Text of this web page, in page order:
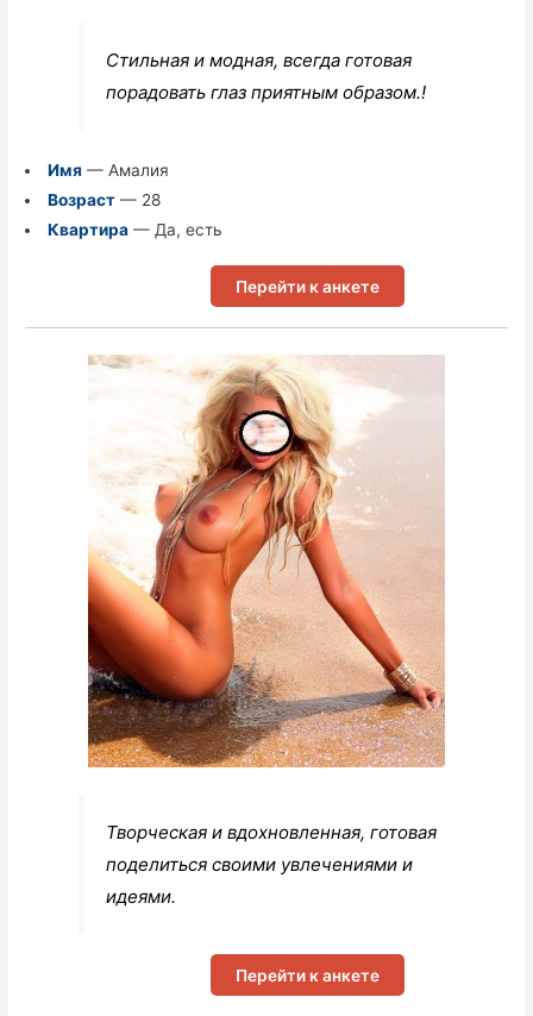
Стильная и модная, всегда готовая
порадовать глаз приятным образом.!
Имя— Амалия
Возраст— 28
Квартира— Да, есть
Перейти к анкете
Творческая и вдохновленная, готовая
поделиться своими увлечениями и
идеями.
Перейти к анкете